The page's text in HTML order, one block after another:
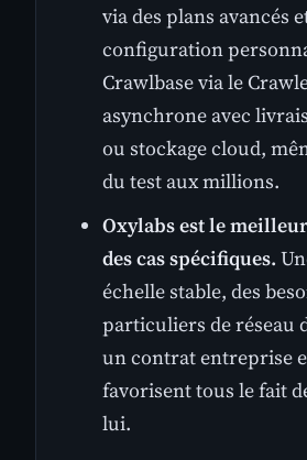
via des plans avancés
configuration
Crawlbase via le
asynchrone avec
ou stockage cloud,
du test aux millions.
Oxylabs est le
des cas spécifiques.
échelle stable, des
particuliers de réseau
un contrat entreprise
favorisent tous le fait
lui.